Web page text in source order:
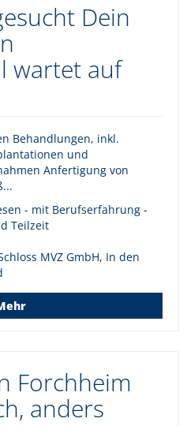
Dein
wartet auf
Behandlungen, inkl.
und
Anfertigung von
- mit Berufserfahrung -
Teilzeit
MVZ GmbH, In den
Forchheim
anders